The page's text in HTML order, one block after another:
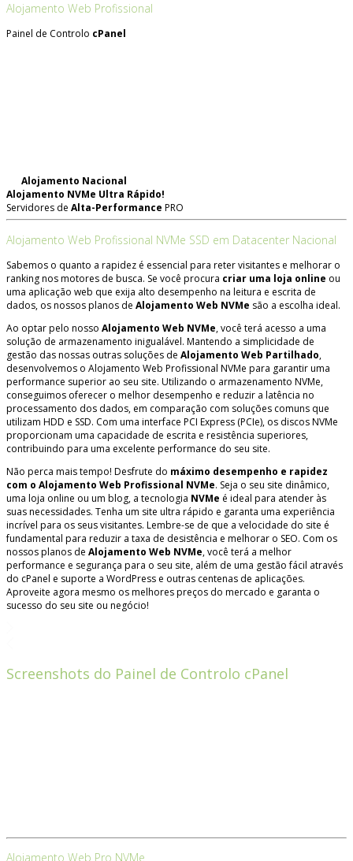
Alojamento Web Profissional
Painel de Controlo cPanel
Alojamento Nacional
Alojamento NVMe Ultra Rápido!
Servidores de Alta-Performance PRO
Alojamento Web Profissional NVMe SSD em Datacenter Nacional
Sabemos o quanto a rapidez é essencial para reter visitantes e melhorar o
ranking nos motores de busca. Se você procura criar uma loja online ou
uma aplicação web que exija alto desempenho na leitura e escrita de
dados, os nossos planos de Alojamento Web NVMe são a escolha ideal.
Ao optar pelo nosso Alojamento Web NVMe, você terá acesso a uma
solução de armazenamento inigualável. Mantendo a simplicidade de
gestão das nossas outras soluções de Alojamento Web Partilhado,
desenvolvemos o Alojamento Web Profissional NVMe para garantir uma
performance superior ao seu site. Utilizando o armazenamento NVMe,
conseguimos oferecer o melhor desempenho e reduzir a latência no
processamento dos dados, em comparação com soluções comuns que
utilizam HDD e SSD. Com uma interface PCI Express (PCIe), os discos NVMe
proporcionam uma capacidade de escrita e resistência superiores,
contribuindo para uma excelente performance do seu site.
Não perca mais tempo! Desfrute do máximo desempenho e rapidez
com o Alojamento Web Profissional NVMe. Seja o seu site dinâmico,
uma loja online ou um blog, a tecnologia NVMe é ideal para atender às
suas necessidades. Tenha um site ultra rápido e garanta uma experiência
incrível para os seus visitantes. Lembre-se de que a velocidade do site é
fundamental para reduzir a taxa de desistência e melhorar o SEO. Com os
nossos planos de Alojamento Web NVMe, você terá a melhor
performance e segurança para o seu site, além de uma gestão fácil através
do cPanel e suporte a WordPress e outras centenas de aplicações.
Aproveite agora mesmo os melhores preços do mercado e garanta o
sucesso do seu site ou negócio!
Screenshots do Painel de Controlo cPanel
Alojamento Web Pro NVMe